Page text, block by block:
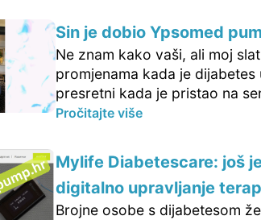
Sin je dobio Ypsomed
Ne znam kako vaši, ali moj
promjenama kada je
presretni kada je pristao na
Pročitajte više
Mylife Diabetescare: još
digitalno upravljanje
Brojne osobe s dijabetesom